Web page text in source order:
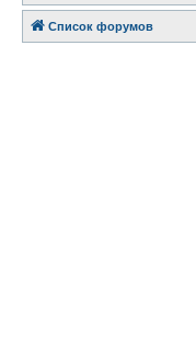
Список форумов